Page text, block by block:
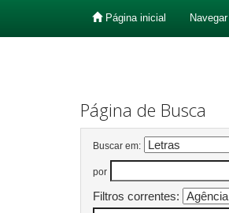
Página inicial Navegar
Página de Busca
Buscar em:
por
Filtros correntes: